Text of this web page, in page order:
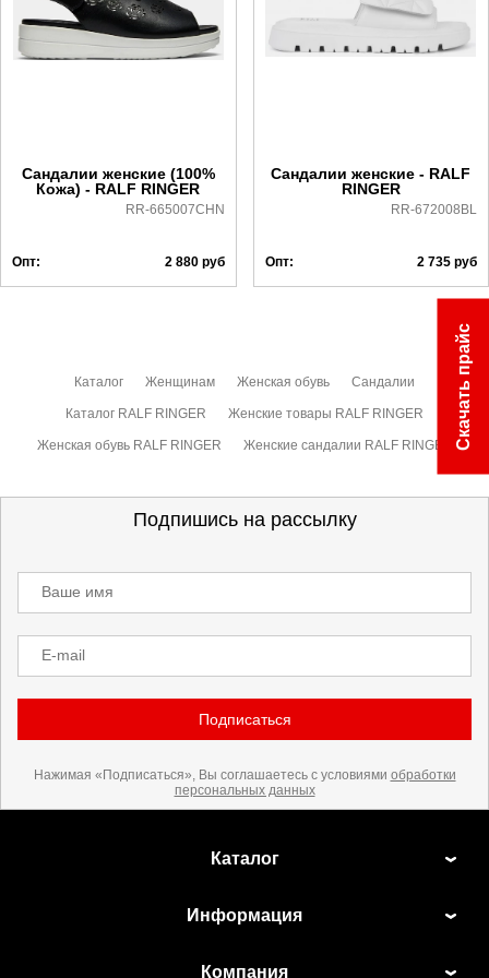
Срок отгрузки:5-8 рабочих дней
Самовывоз в Москве.
Доставка по России всеми транспортными ТК, а также с
Сандалии женские (100%
Кожа) - RALF RINGER
RR-665007CHN
Опт: 2 880руб
Сандалии женские - RALF
RINGER
RR-672008BL
Опт: 2 735 руб
Каталог Женщинам Женская обувь Сандалии
Каталог RALF RINGER Женские товары RALF RINGER
Женская обувь RALF RINGER Женские сандалии RALF RINGER
Подпишись на рассылку
Ваше имя
E-mail
Подписаться
Нажимая «Подписаться», Вы соглашаетесь с условиями обработки
персональных данных
Каталог
Информация
Компания
Скачать прайс